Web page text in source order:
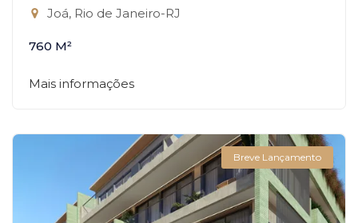
Joá, Rio de Janeiro-RJ
760 M²
Mais informações
Breve Lançamento